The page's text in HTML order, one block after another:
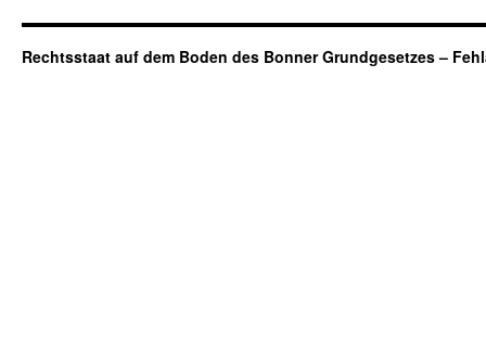
Rechtsstaat auf dem Boden des Bonner Grundgesetzes –